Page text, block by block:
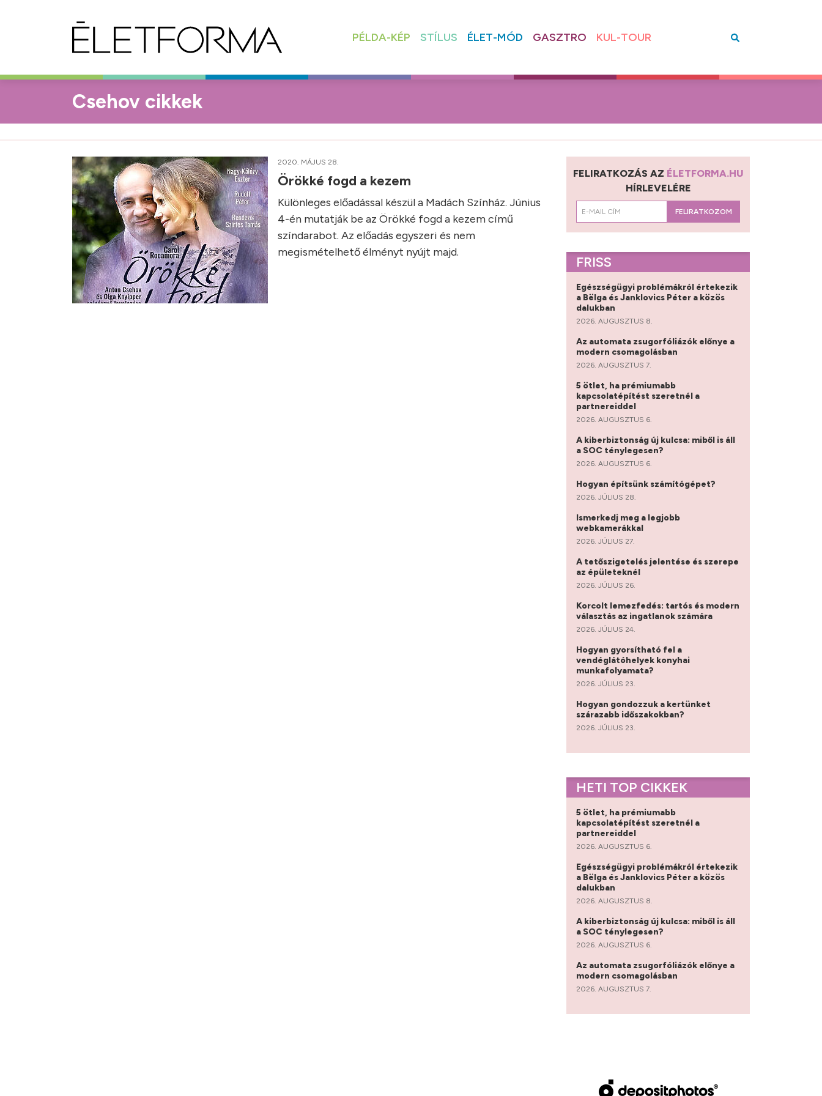
PÉLDA-KÉP STÍLUS ÉLET-MÓD GASZTRO KUL-TOUR
Csehov cikkek
2020. MÁJUS 28.
Örökké fogd a kezem
Különleges előadással készül a Madách Színház. Június
4-én mutatják be az Örökké fogd a kezem című
színdarabot. Az előadás egyszeri és nem
megismételhető élményt nyújt majd.
FELIRATKOZÁS AZ ÉLETFORMA.HU
HÍRLEVELÉRE
FELIRATKOZOM
FRISS
Egészségügyi problémákról értekezik
a Bëlga és Janklovics Péter a közös
dalukban
2026. AUGUSZTUS 8.
Az automata zsugorfóliázók előnye a
modern csomagolásban
2026. AUGUSZTUS 7.
5 ötlet, ha prémiumabb
kapcsolatépítést szeretnél a
partnereiddel
2026. AUGUSZTUS 6.
A kiberbiztonság új kulcsa: miből is áll
a SOC ténylegesen?
2026. AUGUSZTUS 6.
Hogyan építsünk számítógépet?
2026. JÚLIUS 28.
Ismerkedj meg a legjobb
webkamerákkal
2026. JÚLIUS 27.
A tetőszigetelés jelentése és szerepe
az épületeknél
2026. JÚLIUS 26.
Korcolt lemezfedés: tartós és modern
választás az ingatlanok számára
2026. JÚLIUS 24.
Hogyan gyorsítható fel a
vendéglátóhelyek konyhai
munkafolyamata?
2026. JÚLIUS 23.
Hogyan gondozzuk a kertünket
szárazabb időszakokban?
2026. JÚLIUS 23.
HETI TOP CIKKEK
5 ötlet, ha prémiumabb
kapcsolatépítést szeretnél a
partnereiddel
2026. AUGUSZTUS 6.
Egészségügyi problémákról értekezik
a Bëlga és Janklovics Péter a közös
dalukban
2026. AUGUSZTUS 8.
A kiberbiztonság új kulcsa: miből is áll
a SOC ténylegesen?
2026. AUGUSZTUS 6.
Az automata zsugorfóliázók előnye a
modern csomagolásban
2026. AUGUSZTUS 7.